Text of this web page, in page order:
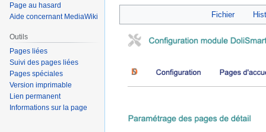
à
à
Fichier
Page au hasard
Aide concernant MediaWiki
Outils
Pages liées
Suivi des pages liées
Pages spéciales
Version imprimable
Lien permanent
Informations sur la page